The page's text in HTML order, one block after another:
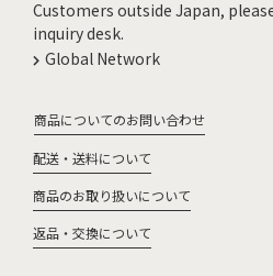
Customers outside Japan,
inquiry desk.
Global Network
商品についてのお問い合わせ
配送・送料について
商品のお取り扱いについて
返品・交換について